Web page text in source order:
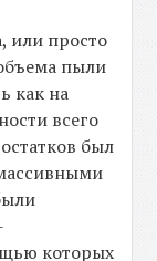
или просто
пыли
как на
всего
был
которых